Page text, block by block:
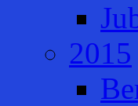
2015